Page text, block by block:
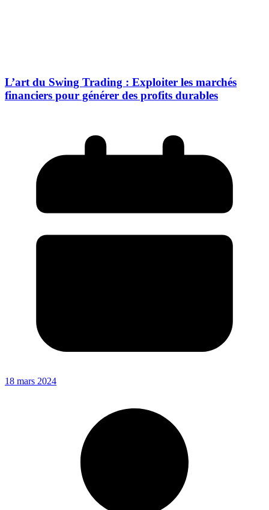
L’art du Swing Trading : Exploiter les marchés
financiers pour générer des profits durables
18 mars 2024